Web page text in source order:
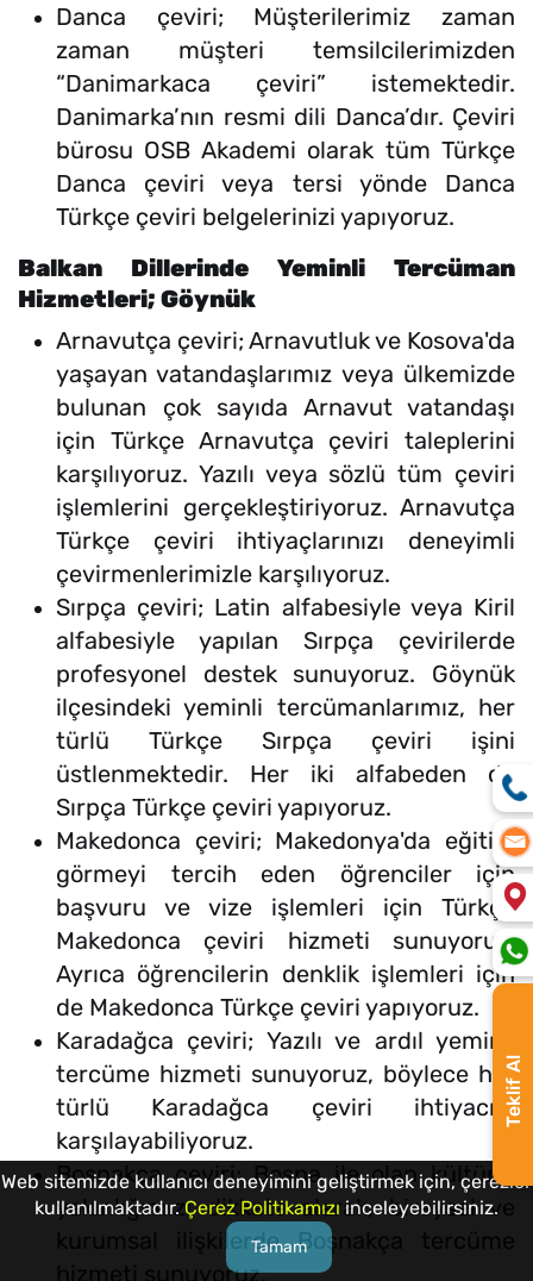
Danca çeviri; Müşterilerimiz zaman
zaman müşteri temsilcilerimizden
“Danimarkaca çeviri” istemektedir.
Danimarka’nın resmi dili Danca’dır. Çeviri
bürosu OSB Akademi olarak tüm Türkçe
Danca çeviri veya tersi yönde Danca
Türkçe çeviri belgelerinizi yapıyoruz.
Balkan Dillerinde Yeminli Tercüman
Hizmetleri; Göynük
Arnavutça çeviri; Arnavutluk ve Kosova'da
yaşayan vatandaşlarımız veya ülkemizde
bulunan çok sayıda Arnavut vatandaşı
için Türkçe Arnavutça çeviri taleplerini
karşılıyoruz. Yazılı veya sözlü tüm çeviri
işlemlerini gerçekleştiriyoruz. Arnavutça
Türkçe çeviri ihtiyaçlarınızı deneyimli
çevirmenlerimizle karşılıyoruz.
Sırpça çeviri; Latin alfabesiyle veya Kiril
alfabesiyle yapılan Sırpça çevirilerde
profesyonel destek sunuyoruz. Göynük
ilçesindeki yeminli tercümanlarımız, her
türlü Türkçe Sırpça çeviri işini
üstlenmektedir. Her iki alfabeden de
Sırpça Türkçe çeviri yapıyoruz.
Makedonca çeviri; Makedonya'da eğitim
görmeyi tercih eden öğrenciler için
başvuru ve vize işlemleri için Türkçe
Makedonca çeviri hizmeti sunuyoruz.
Ayrıca öğrencilerin denklik işlemleri için
de Makedonca Türkçe çeviri yapıyoruz.
Karadağca çeviri; Yazılı ve ardıl yeminli
tercüme hizmeti sunuyoruz, böylece her
türlü Karadağca çeviri ihtiyacını
karşılayabiliyoruz.
Boşnakça çeviri; Bosna ile olan kültürel
yakınlığımızı dikkate alarak, bireysel ve
kurumsal ilişkilerde Boşnakça tercüme
hizmeti sunuyoruz.
Teklif Al
Web sitemizde kullanıcı deneyimini geliştirmek için, çerezler
kullanılmaktadır. Çerez Politikamızı inceleyebilirsiniz.
Tamam